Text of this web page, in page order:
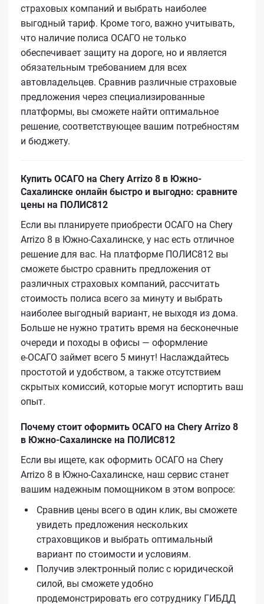
страховых компаний и выбрать наиболее
выгодный тариф. Кроме того, важно учитывать,
что наличие полиса ОСАГО не только
обеспечивает защиту на дороге, но и является
обязательным требованием для всех
автовладельцев. Сравнив различные страховые
предложения через специализированные
платформы, вы сможете найти оптимальное
решение, соответствующее вашим потребностям
и бюджету.
Купить ОСАГО на Chery Arrizo 8 в Южно-
Сахалинске онлайн быстро и выгодно: сравните
цены на ПОЛИС812
Если вы планируете приобрести ОСАГО на Chery
Arrizo 8 в Южно-Сахалинске, у нас есть отличное
решение для вас. На платформе ПОЛИС812 вы
сможете быстро сравнить предложения от
различных страховых компаний, рассчитать
стоимость полиса всего за минуту и выбрать
наиболее выгодный вариант, не выходя из дома.
Больше не нужно тратить время на бесконечные
очереди и походы в офисы — оформление
е‑ОСАГО займет всего 5 минут! Наслаждайтесь
простотой и удобством, а также отсутствием
скрытых комиссий, которые могут испортить ваш
опыт.
Почему стоит оформить ОСАГО на Chery Arrizo 8
в Южно-Сахалинске на ПОЛИС812
Если вы ищете, как оформить ОСАГО на Chery
Arrizo 8 в Южно-Сахалинске, наш сервис станет
вашим надежным помощником в этом вопросе:
Сравнив цены всего в один клик, вы сможете
увидеть предложения нескольких
страховщиков и выбрать оптимальный
вариант по стоимости и условиям.
Получив электронный полис с юридической
силой, вы сможете удобно
продемонстрировать его сотруднику ГИБДД